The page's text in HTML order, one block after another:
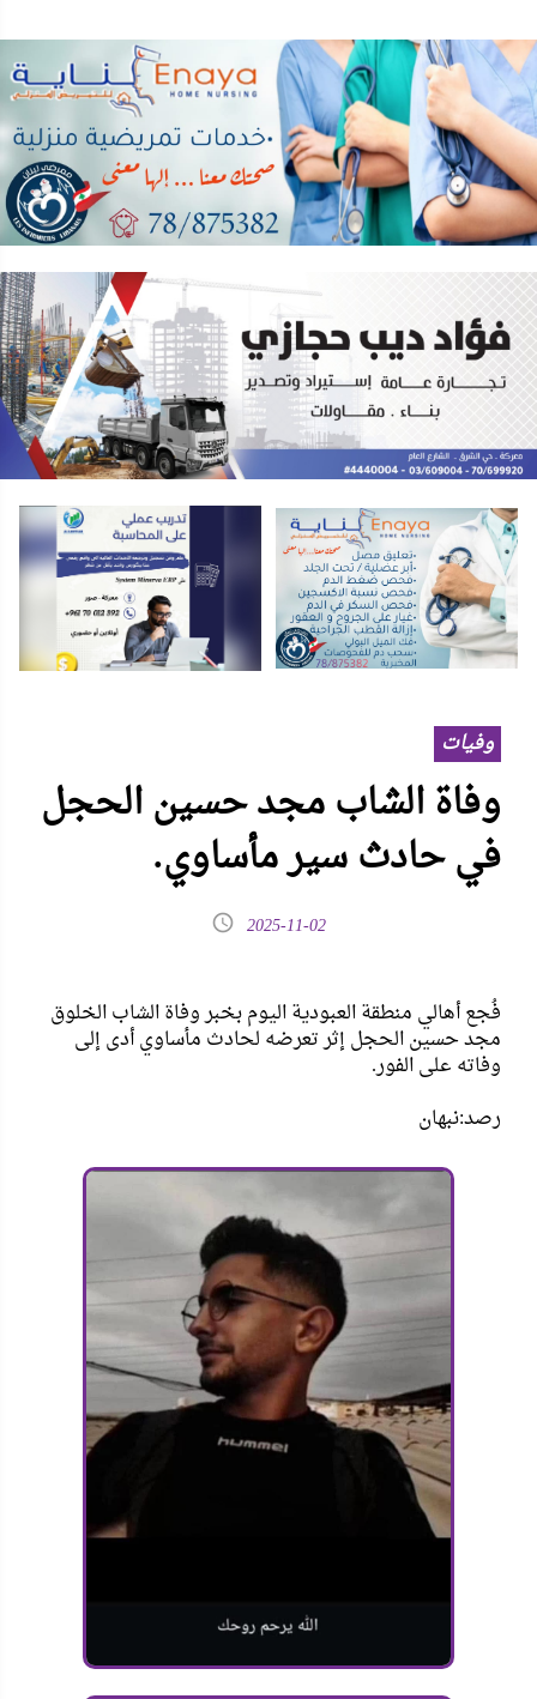
وفيات
وفاة الشاب مجد حسين الحجل
في حادث سير مأساوي.
2025-11-02
فُجع أهالي منطقة العبودية اليوم بخبر وفاة الشاب الخلوق
مجد حسين الحجل إثر تعرضه لحادث مأساوي أدى إلى
وفاته على الفور.
رصد:نبهان